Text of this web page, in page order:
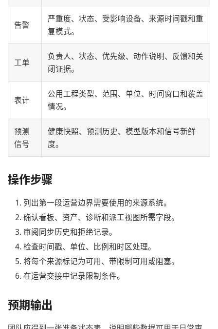
告警
严重度、状态、受影响设备、来源时间戳和重
复模式。
工单
负责人、状态、优先级、动作说明、反馈和关
闭证据。
表计
公用工程类型、范围、单位、时间窗口和覆盖
情况。
预测
信号
健康快照、预测历史、模型版本和信号新鲜
度。
操作步骤
列出第一段运营边界需要使用的来源系统。
确认看板、资产、诊断和派工视图所需字段。
审阅同步历史和拒绝记录。
检查时间戳、单位、比例和时区处理。
将每个来源标记为可用、带限制可用或阻塞。
在运营交接中记录限制条件。
预期输出